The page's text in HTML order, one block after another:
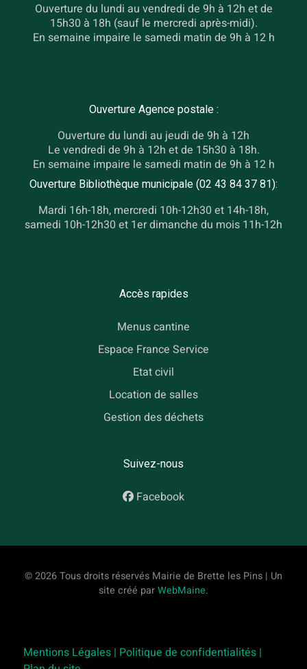
Ouverture du lundi au vendredi de 9h à 12h et de
15h30 à 18h (sauf le mercredi après-midi).
En semaine impaire le samedi matin de 9h à 12 h
Ouverture Agence postale :
Ouverture du lundi au jeudi de 9h à 12h
Le vendredi de 9h à 12h et de 15h30 à 18h.
En semaine impaire le samedi matin de 9h à 12 h
Ouverture Bibliothèque municipale (02 43 84 37 81):
Mardi 16h-18h, mercredi 10h-12h30 et 14h-18h,
samedi 10h-12h30 et 1er dimanche du mois 11h-12h
Accès rapides
Menus cantine
Espace France Service
Etat civil
Location de salles
Gestion des déchets
Suivez-nous
Facebook
© 2026 Tous droits réservés Mairie de Brette les Pins | Un
site créé parWebMaine.
Mentions Légales | Politique de confidentialités |